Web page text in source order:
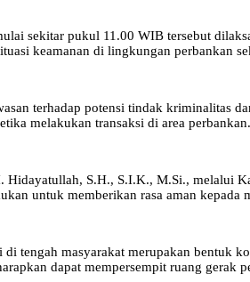
sekitar pukul 11.00 WIB tersebut
keamanan di lingkungan perbankan
terhadap potensi tindak kriminalitas
melakukan transaksi di area perbankan.
Hidayatullah, S.H., S.I.K., M.Si., melalui
untuk memberikan rasa aman kepada
di tengah masyarakat merupakan bentuk
dapat mempersempit ruang gerak